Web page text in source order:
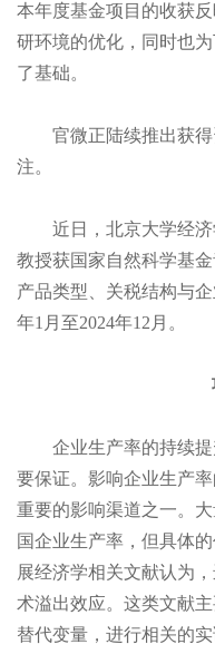
本年度基金项目的收获
研环境的优化，同时也
了基础。
官微正陆续推出获得
注。
近日，北京大学经济
教授获国家自然科学基
产品类型、关税结构与
年1月至2024年12月。
企业生产率的持续提
要保证。影响企业生产
重要的影响渠道之一。
国企业生产率，但具体
展经济学相关文献认为
术溢出效应。这类文献
替代变量，进行相关的